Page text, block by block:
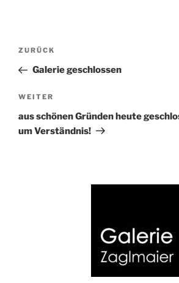
Beitragsnavigation
Vorheriger
Beitrag
ZURÜCK
Galerie geschlossen
Nächster
Beitrag
WEITER
aus schönen Gründen heute
um Verständnis!